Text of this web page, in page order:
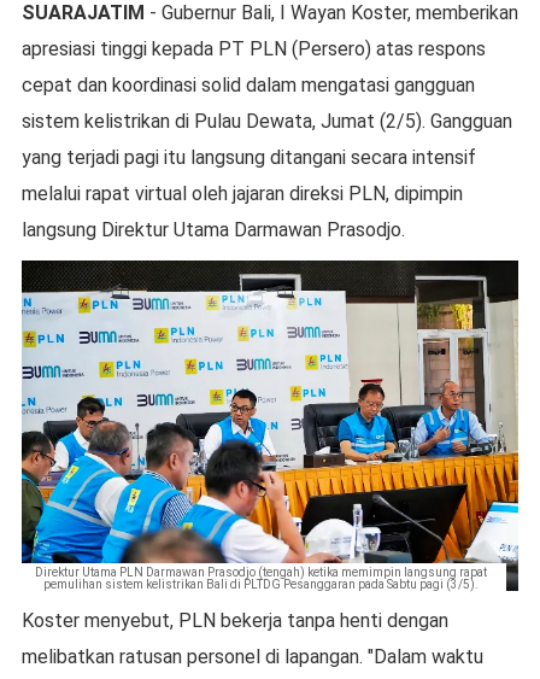
SUARAJATIM - Gubernur Bali, I Wayan Koster, memberikan
apresiasi tinggi kepada PT PLN (Persero) atas respons
cepat dan koordinasi solid dalam mengatasi gangguan
sistem kelistrikan di Pulau Dewata, Jumat (2/5). Gangguan
yang terjadi pagi itu langsung ditangani secara intensif
melalui rapat virtual oleh jajaran direksi PLN, dipimpin
langsung Direktur Utama Darmawan Prasodjo.
Direktur Utama PLN Darmawan Prasodjo (tengah) ketika memimpin langsung rapat
pemulihan sistem kelistrikan Bali di PLTDG Pesanggaran pada Sabtu pagi (3/5).
Koster menyebut, PLN bekerja tanpa henti dengan
melibatkan ratusan personel di lapangan. "Dalam waktu